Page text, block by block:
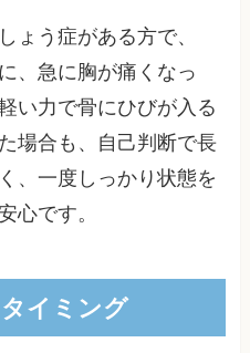
ょう症がある方で、
、急に胸が痛くなっ
い力で骨にひびが入る
場合も、自己判断で長
、一度しっかり状態を
心です。
イミング